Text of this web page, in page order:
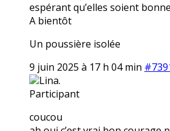
espérant qu’elles soient
A bientôt
Un poussière isolée
9 juin 2025 à 17 h 04 min
Lina.
Participant
coucou